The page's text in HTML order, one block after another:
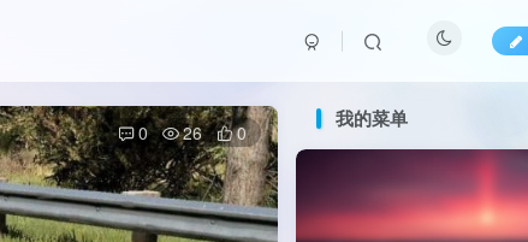
0 26 0
我的菜单